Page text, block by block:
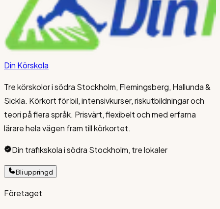
Din Körskola
Tre körskolor i södra Stockholm, Flemingsberg, Hallunda &
Sickla. Körkort för bil, intensivkurser, riskutbildningar och
teori på flera språk. Prisvärt, flexibelt och med erfarna
lärare hela vägen fram till körkortet.
Din trafikskola i södra Stockholm, tre lokaler
Bli uppringd
Företaget